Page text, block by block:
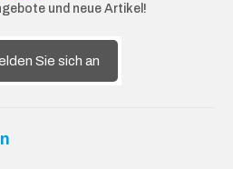
und neue Artikel!
Sie sich an